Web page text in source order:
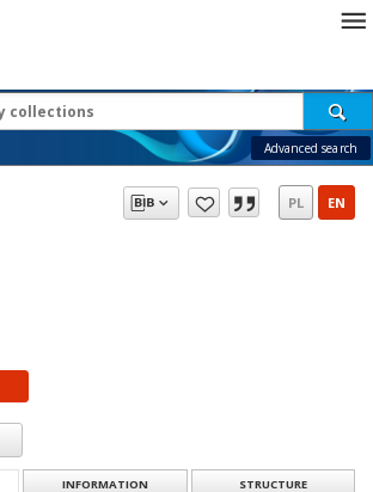
Advanced search
PL EN
INFORMATION STRUCTURE